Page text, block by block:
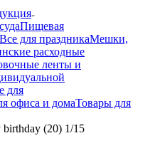
Пищевая
Все для праздникаМешки,
расходные
ленты и
для
офиса и домаТовары для
(20) 1/15